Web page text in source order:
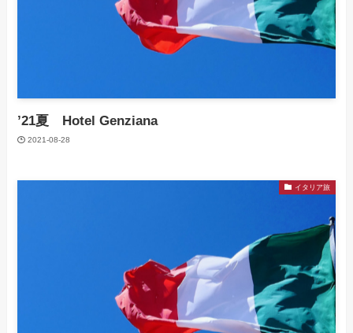
’21夏 Hotel Genziana
2021-08-28
イタリア旅